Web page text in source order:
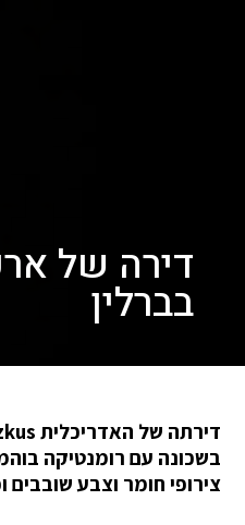
דירה של
בברלין
בשכונה עם רומנטיקה
צירופי חומר וצבע